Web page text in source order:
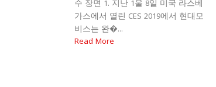
수 장면 1. 지난 1울 8일 미국 라스베
가스에서 열린 CES 2019에서 현대모
비스는 완�...
Read More